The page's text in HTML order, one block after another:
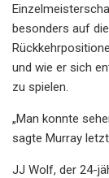
besonders auf
und wie er sich
zu spielen.
„Man konnte
sagte Murray
JJ Wolf, der 24-